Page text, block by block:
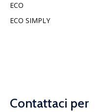
ECO
ECO SIMPLY
Contattaci per